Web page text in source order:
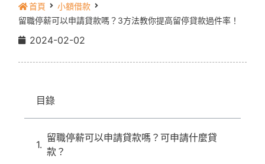
首頁
小額借款
留職停薪可以申請貸款嗎？3方法教你提高留停貸款過件率！
2024-02-02
目錄
留職停薪可以申請貸款嗎？可申請什麼貸
款？